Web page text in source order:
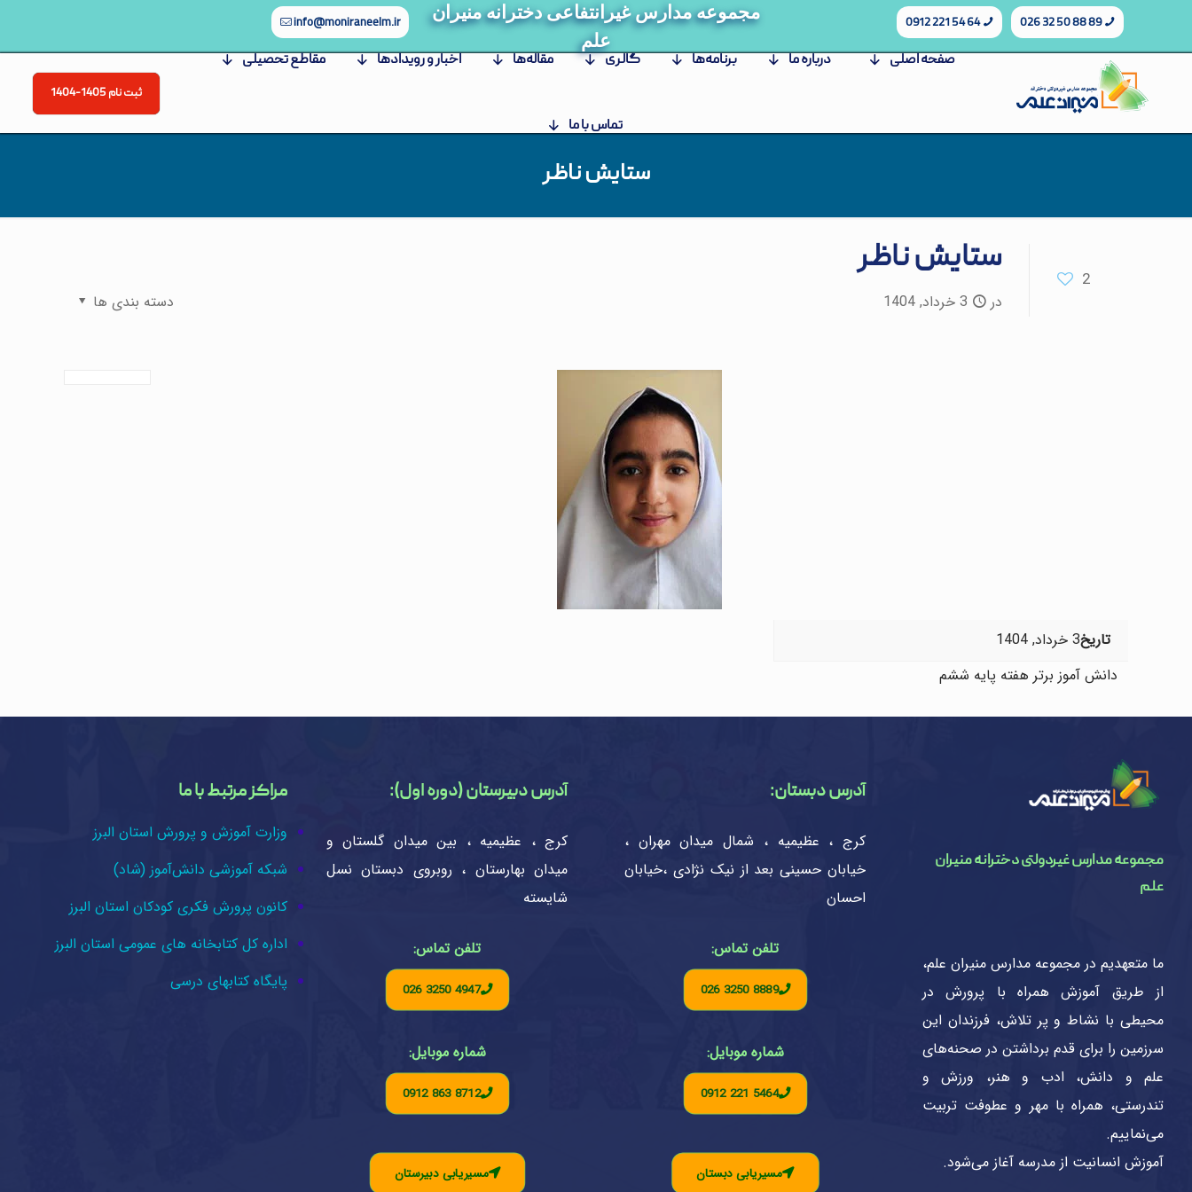
89 88 50 32 026
64 54 221 0912
مجموعه مدارس غیرانتفاعی دخترانه منیران
علم
info@moniraneelm.ir
صفحه اصلی درباره ما برنامه‌ها گالری مقاله‌ها اخبار و رویدادها مقاطع تحصیلی
تماس با ما
ثبت نام 1405-1404
ستایش ناظر
2 ستایش ناظر
در 3 خرداد, 1404 دسته بندی ها
تاریخ3 خرداد, 1404
دانش آموز برتر هفته پایه ششم
مجموعه مدارس غیردولتی دخترانه منیران
علم
ما متعهدیم در مجموعه مدارس منیران علم،
از طریق آموزش همراه با پرورش در
محیطی با نشاط و پر تلاش، فرزندان این
سرزمین را برای قدم برداشتن در صحنه‌های
علم و دانش، ادب و هنر، ورزش و
تندرستی، همراه با مهر و عطوفت تربیت
می‌نماییم.
آموزش انسانیت از مدرسه آغاز می‌شود.
آدرس دبستان:
کرج ، عظیمیه ، شمال میدان مهران ،
خیابان حسینی بعد از نیک نژادی ،خیابان
احسان
تلفن تماس:
026 3250 8889
شماره موبایل:
0912 221 5464
مسیریابی دبستان
آدرس دبیرستان (دوره اول):
کرج ، عظیمیه ، بین میدان گلستان و
میدان بهارستان ، روبروی دبستان نسل
شایسته
تلفن تماس:
026 3250 4947
شماره موبایل:
0912 863 8712
مسیریابی دبیرستان
مراکز مرتبط با ما
وزارت آموزش و پرورش استان البرز
شبکه آموزشی دانش‌آموز (شاد)
کانون پرورش فکری کودکان استان البرز
اداره کل کتابخانه های عمومی استان البرز
پایگاه کتابهای درسی